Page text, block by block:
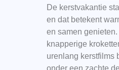
De kerstvakantie
en dat betekent
en samen
knapperige
urenlang kerstfilms
onder een zachte